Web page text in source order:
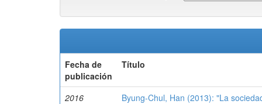
Fecha de
publicación
Título
2016 Byung-Chul, Han (2013): "La